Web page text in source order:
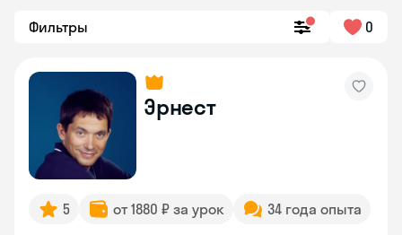
Фильтры 0
Эрнест
5 от 1880 ₽ за урок 34 года опыта